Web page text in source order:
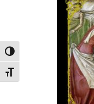
Alternar alto contraste
Alternar tamaño de letra